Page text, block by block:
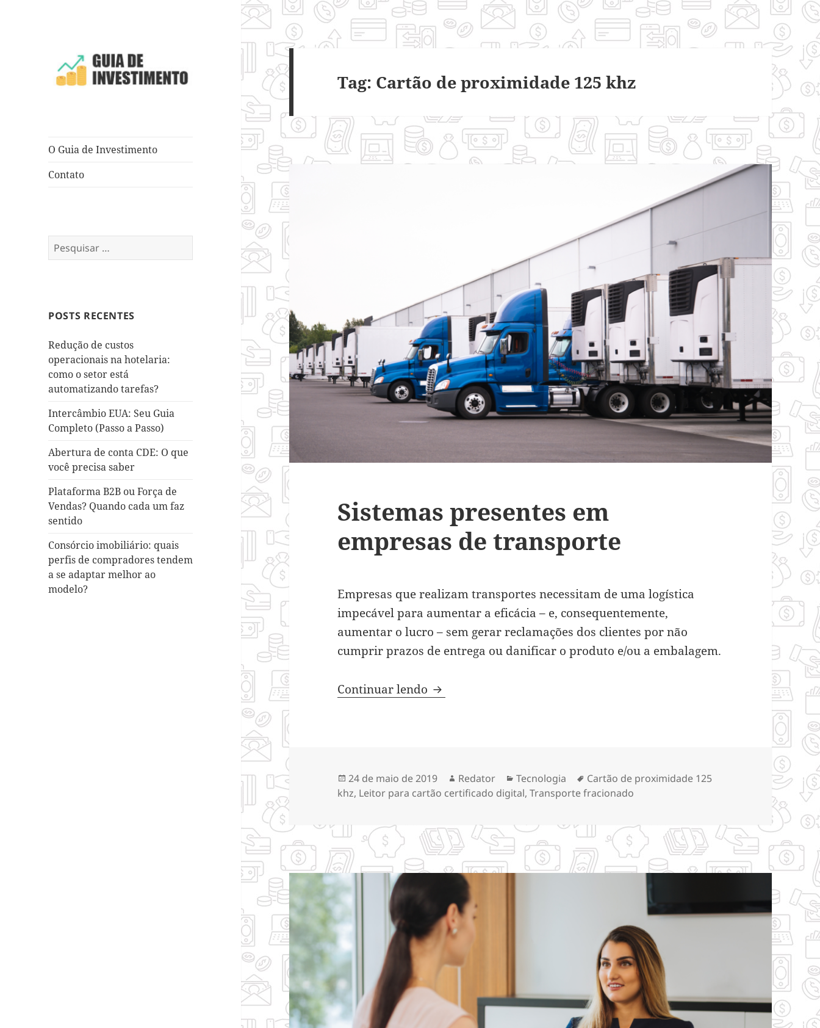
O Guia de Investimento
Contato
Pesquisar
por:
POSTS RECENTES
Redução de custos
operacionais na hotelaria:
como o setor está
automatizando tarefas?
Intercâmbio EUA: Seu Guia
Completo (Passo a Passo)
Abertura de conta CDE: O que
você precisa saber
Plataforma B2B ou Força de
Vendas? Quando cada um faz
sentido
Consórcio imobiliário: quais
perfis de compradores tendem
a se adaptar melhor ao
modelo?
Tag: Cartão de proximidade 125 khz
Sistemas presentes em
empresas de transporte
Empresas que realizam transportes necessitam de uma logística
impecável para aumentar a eficácia – e, consequentemente,
aumentar o lucro – sem gerar reclamações dos clientes por não
cumprir prazos de entrega ou danificar o produto e/ou a embalagem.
Continuar lendo Sistemas presentes em empresas de transporte
Publicado
em
24 de maio de 2019 Autor
Redator Categorias
Tecnologia Tags
Cartão de proximidade 125
khz, Leitor para cartão certificado digital,Transporte fracionado